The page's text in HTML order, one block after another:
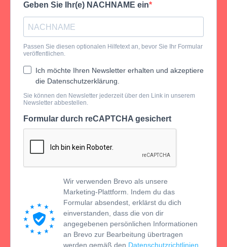
Geben Sie Ihr(e) NACHNAME ein
Passen Sie diesen optionalen Hilfetext an, bevor Sie Ihr Formular
veröffentlichen.
Ich möchte Ihren Newsletter erhalten und akzeptiere
die Datenschutzerklärung.
Sie können den Newsletter jederzeit über den Link in unserem
Newsletter abbestellen.
Formular durch reCAPTCHA gesichert
Wir verwenden Brevo als unsere
Marketing-Plattform. Indem du das
Formular absendest, erklärst du dich
einverstanden, dass die von dir
angegebenen persönlichen Informationen
an Brevo zur Bearbeitung übertragen
werden gemäß den Datenschutzrichtlinien